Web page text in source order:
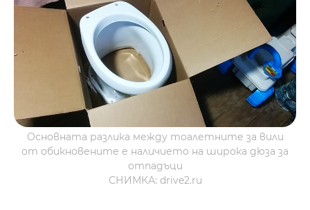
Основната разлика между тоалетните за вили
от обикновените е наличието на широка дюза за
отпадъци
СНИМКА: drive2.ru